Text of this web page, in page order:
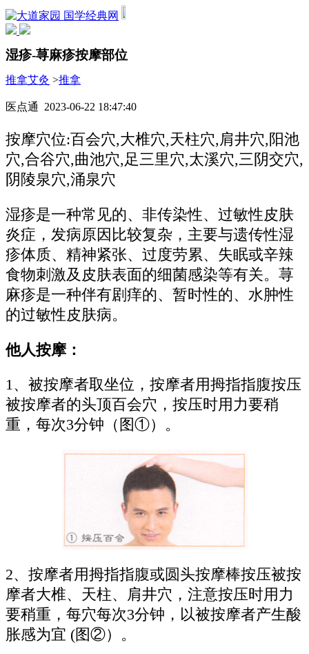
国学经典网
湿疹-荨麻疹按摩部位
推拿艾灸 >推拿
医点通 2023-06-22 18:47:40
按摩穴位:百会穴,大椎穴,天柱穴,肩井穴,阳池
穴,合谷穴,曲池穴,足三里穴,太溪穴,三阴交穴,
阴陵泉穴,涌泉穴
湿疹是一种常见的、非传染性、过敏性皮肤
炎症，发病原因比较复杂，主要与遗传性湿
疹体质、精神紧张、过度劳累、失眠或辛辣
食物刺激及皮肤表面的细菌感染等有关。荨
麻疹是一种伴有剧痒的、暂时性的、水肿性
的过敏性皮肤病。
他人按摩：
1、被按摩者取坐位，按摩者用拇指指腹按压
被按摩者的头顶百会穴，按压时用力要稍
重，每次3分钟（图①）。
2、按摩者用拇指指腹或圆头按摩棒按压被按
摩者大椎、天柱、肩井穴，注意按压时用力
要稍重，每穴每次3分钟，以被按摩者产生酸
胀感为宜 (图②）。